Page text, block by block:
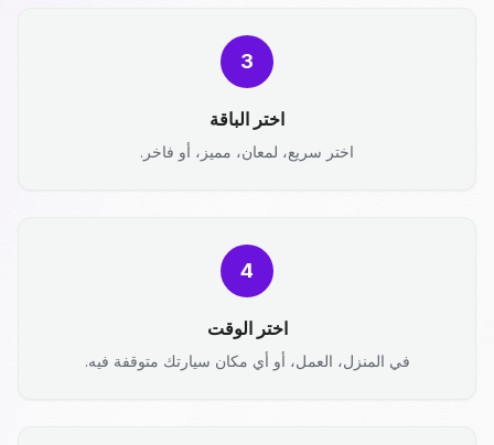
3
اختر الباقة
اختر سريع، لمعان، مميز، أو فاخر.
4
اختر الوقت
في المنزل، العمل، أو أي مكان سيارتك متوقفة فيه.